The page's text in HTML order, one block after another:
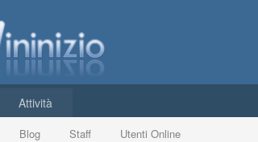
Blog Staff Utenti Online
Attività